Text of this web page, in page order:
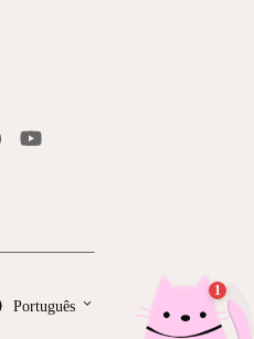
Português keyboard_arrow_down